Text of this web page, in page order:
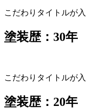
こだわりタイトルが
塗装歴：30年
こだわりタイトルが
塗装歴：20年